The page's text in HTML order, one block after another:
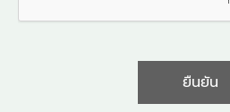
ยืนยัน